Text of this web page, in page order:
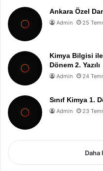
Ankara Özel
Admin 25
Kimya Bilgisi ile
Dönem 2. Yazılı
Admin 24
Sınıf Kimya 1.
Admin 23
Daha